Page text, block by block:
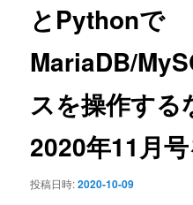
ョ
ン
とPythonで
MariaDB/
スを操作す
2020年11月
投稿日時:2020-10-09